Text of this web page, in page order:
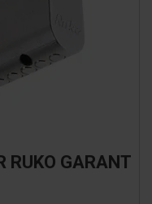
RUKO GARANT